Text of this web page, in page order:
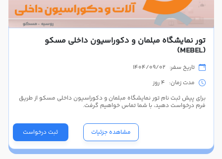
تور نمایشگاه مبلمان و دکوراسیون داخلی مسکو
(MEBEL)
تاریخ سفر: 1404/09/02
مدت زمان: 4 روز
برای پیش ثبت نام تور نمایشگاه مبلمان و دکوراسیون داخلی مسکو از طریق
فرم درخواست دهید، با شما تماس خواهیم گرفت.
ثبت درخواست مشاهده جزئیات